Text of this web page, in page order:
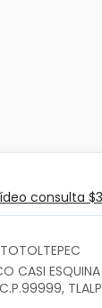
consulta
CASI